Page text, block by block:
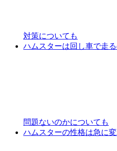
対策についても
ハムスターは回し車で走
問題ないのかについても
ハムスターの性格は急に